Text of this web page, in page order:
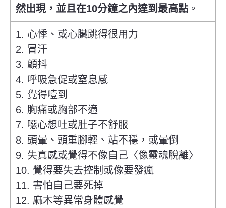
然出現，並且在10分鐘之內達到最高點 。
1. 心悸、或心臟跳得很用力
2. 冒汗
3. 顫抖
4. 呼吸急促或窒息感
5. 覺得噎到
6. 胸痛或胸部不適
7. 噁心想吐或肚子不舒服
8. 頭暈、頭重腳輕、站不穩，或暈倒
9. 失真感或覺得不像自己〈像靈魂脫離〉
10. 覺得要失去控制或像要發瘋
11. 害怕自己要死掉
12. 麻木等異常身體感覺